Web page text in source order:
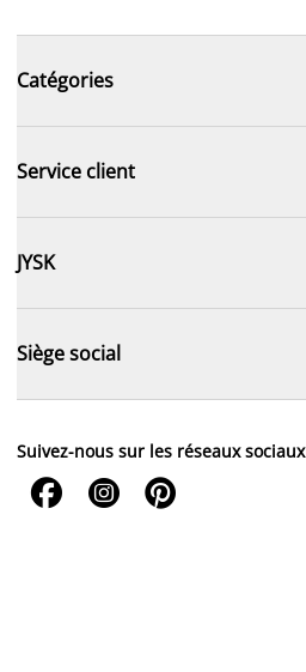
Catégories
Service client
JYSK
Siège social
Suivez-nous sur les réseaux sociaux
  